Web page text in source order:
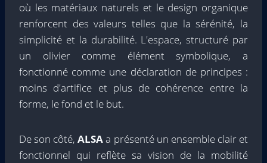
où les matériaux naturels et le design organique
renforcent des valeurs telles que la sérénité, la
simplicité et la durabilité. L'espace, structuré par
un olivier comme élément symbolique, a
fonctionné comme une déclaration de principes :
moins d'artifice et plus de cohérence entre la
forme, le fond et le but.
De son côté,ALSAa présenté un ensemble clair et
fonctionnel qui reflète sa vision de la mobilité